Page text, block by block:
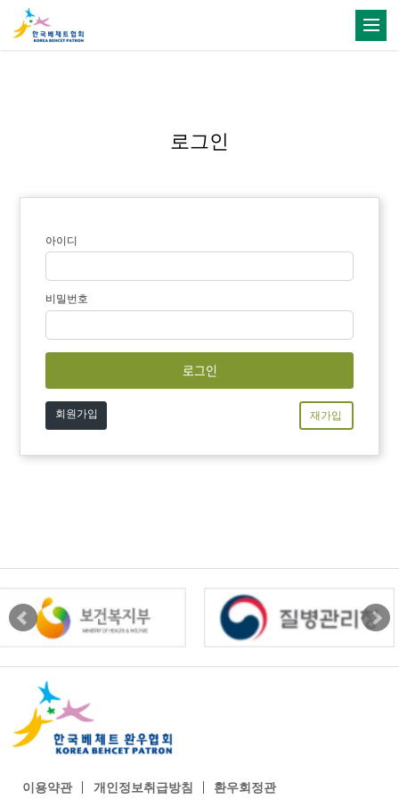
로그인
아이디
비밀번호
로그인
회원가입 재가입
이용약관 개인정보취급방침 환우회정관